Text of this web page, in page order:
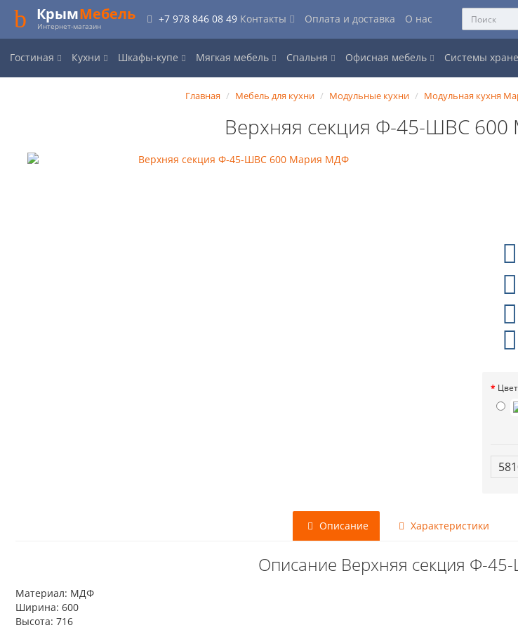
КрымМебель
Интернет-магазин
+7 978 846 08 49 Контакты Оплата и доставка О нас
Гостиная Кухни Шкафы-купе Мягкая мебель Спальня Офисная мебель Системы
Главная Мебель для кухни Модульные кухни Модульная кухня
Верхняя секция Ф-45-ШВС
Цвет
Описание Характеристики
Описание Верхняя секция Ф-
Материал: МДФ
Ширина: 600
Высота: 716